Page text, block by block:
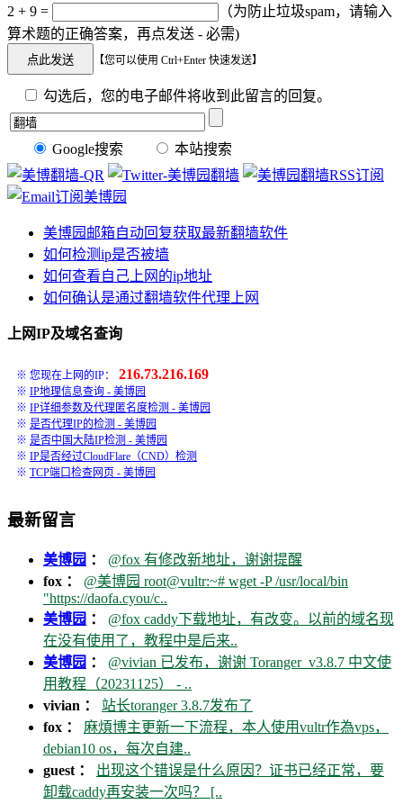
2 + 9 =
（为防止垃圾spam，请输入
算术题的正确答案，再点发送 - 必需)
【您可以使用 Ctrl+Enter 快速发送】
勾选后，您的电子邮件将收到此留言的回复。
Google搜索 本站搜索
美博园邮箱自动回复获取最新翻墙软件
如何检测ip是否被墙
如何查看自己上网的ip地址
如何确认是通过翻墙软件代理上网
上网IP及域名查询
※ 您现在上网的IP： 216.73.216.169
※ IP地理信息查询 - 美博园
※ IP详细参数及代理匿名度检测 - 美博园
※ 是否代理IP的检测 - 美博园
※ 是否中国大陆IP检测 - 美博园
※ IP是否经过CloudFlare（CND）检测
※ TCP端口检查网页 - 美博园
最新留言
美博园 ： @fox 有修改新地址，谢谢提醒
fox ： @美博园 root@vultr:~# wget -P /usr/local/bin
"https://daofa.cyou/c..
美博园 ： @fox caddy下载地址，有改变。以前的域名现
在没有使用了，教程中是后来..
美博园 ： @vivian 已发布，谢谢 Toranger_v3.8.7 中文使
用教程（20231125） - ..
vivian ： 站长toranger 3.8.7发布了
fox ： 麻煩博主更新一下流程，本人使用vultr作為vps，
debian10 os，每次自建..
guest ： 出现这个错误是什么原因？证书已经正常，要
卸载caddy再安装一次吗？ [..